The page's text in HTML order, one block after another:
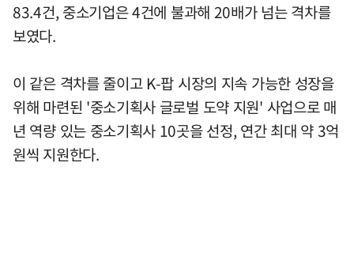
83.4건, 중소기업은 4건에 불과해 20배가 넘는 격차를
보였다.
이 같은 격차를 줄이고 K-팝 시장의 지속 가능한 성장을
위해 마련된 '중소기획사 글로벌 도약 지원' 사업으로 매
년 역량 있는 중소기획사 10곳을 선정, 연간 최대 약 3억
원씩 지원한다.